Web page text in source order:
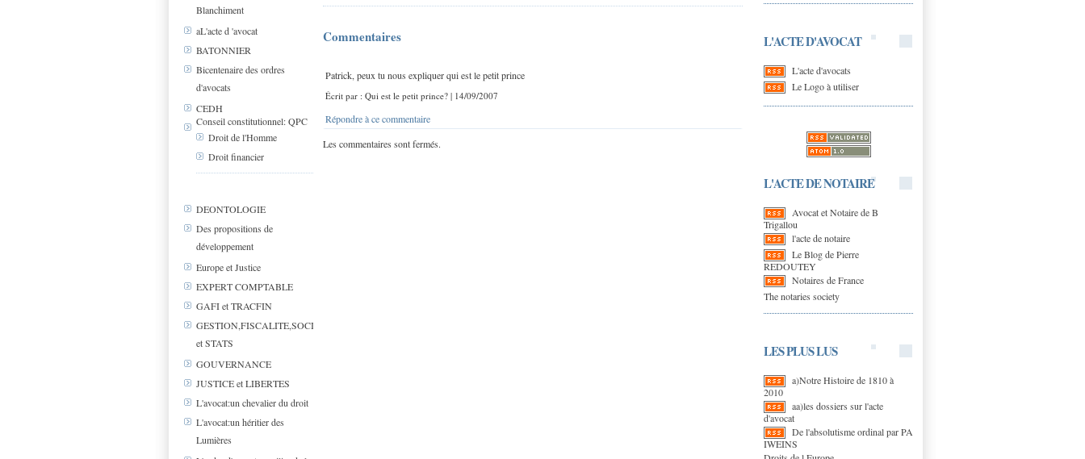
Blanchiment
aL'acte d 'avocat
BATONNIER
Bicentenaire des ordres
d'avocats
CEDH
Conseil constitutionnel: QPC
Droit de l'Homme
Droit financier
DEONTOLOGIE
Des propositions de
développement
Europe et Justice
EXPERT COMPTABLE
GAFI et TRACFIN
GESTION,FISCALITE,SOCIAL
et STATS
GOUVERNANCE
JUSTICE et LIBERTES
L'avocat:un chevalier du droit
L'avocat:un héritier des
Lumières
L'ACTE D'AVOCAT
L'acte d'avocats
Le Logo à utiliser
L'ACTE DE NOTAIRE
Avocat et Notaire de B
Trigallou
l'acte de notaire
Le Blog de Pierre
REDOUTEY
Notaires de France
The notaries society
LES PLUS LUS
a)Notre Histoire de 1810 à
2010
aa)les dossiers sur l'acte
d'avocat
De l'absolutisme ordinal par PA
IWEINS
Commentaires
Patrick, peux tu nous expliquer qui est le petit prince
Écrit par : Qui est le petit prince? | 14/09/2007
Répondre à ce commentaire
Les commentaires sont fermés.